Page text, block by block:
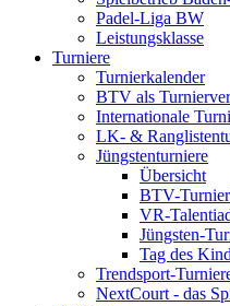
Padel-Liga BW
Leistungsklasse
Turniere
Turnierkalender
BTV als
Internationale
LK- &
Jüngstenturniere
Übersicht
BTV-
VR-
Jüngsten-
Tag des
Trendsport-
NextCourt - das